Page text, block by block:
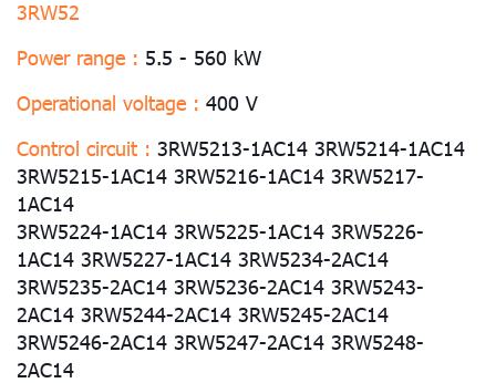
3RW52
Power range : 5.5 - 560 kW
Operational voltage : 400 V
Control circuit : 3RW5213-1AC14 3RW5214-1AC14
3RW5215-1AC14 3RW5216-1AC14 3RW5217-
1AC14
3RW5224-1AC14 3RW5225-1AC14 3RW5226-
1AC14 3RW5227-1AC14 3RW5234-2AC14
3RW5235-2AC14 3RW5236-2AC14 3RW5243-
2AC14 3RW5244-2AC14 3RW5245-2AC14
3RW5246-2AC14 3RW5247-2AC14 3RW5248-
2AC14